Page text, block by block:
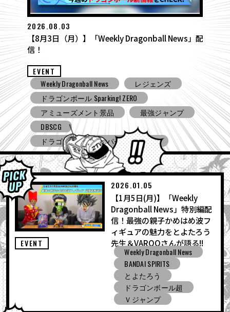
2026.07.27
【7月27日（月）】「Weekly Dragonball News」
配信！
EVENT
Weekly Dragonball News
食玩
Ｖジャンプ
DBSCG
ドラゴンボールスーパーダイバーズ
ドラゴンボール ゼノバース３
ドラゴンボール ゲキシン スクアドラ
BNE
Grandista
BLOOD OF SAIYANS
アミューズメント景品
バンプレスト
コミコン
とよたろうが描いてみた
ドラゴンボール Sparking! ZERO
ガシャポン
バンダイ
EVENT
2026.01.05
【1月5日(月)】「Weekly
Dragonball News」特別編配
信！最強の親子かめはめ波フ
ィギュアの魅力をとよたろう
先生＆VAROQさんが語る!!
Weekly Dragonball News
BANDAI SPIRITS
とよたろう
ドラゴンボール超
Ｖジャンプ